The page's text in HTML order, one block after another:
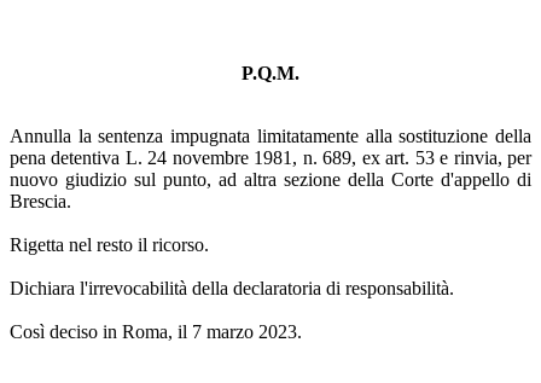
P.Q.M.
Annulla la sentenza impugnata limitatamente alla sostituzione della
pena detentiva L. 24 novembre 1981, n. 689, ex art. 53 e rinvia, per
nuovo giudizio sul punto, ad altra sezione della Corte d'appello di
Brescia.
Rigetta nel resto il ricorso.
Dichiara l'irrevocabilità della declaratoria di responsabilità.
Così deciso in Roma, il 7 marzo 2023.